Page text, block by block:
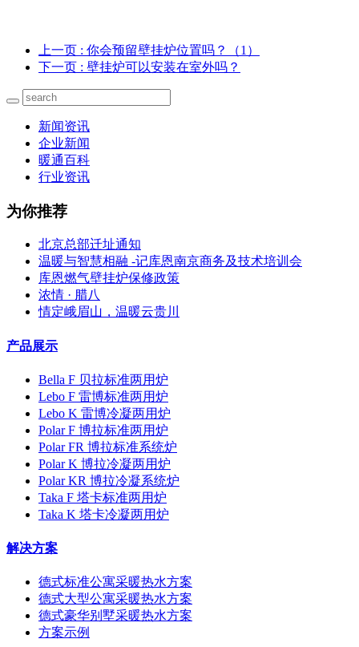
上一页 : 你会预留壁挂炉位置吗？（1）
下一页 : 壁挂炉可以安装在室外吗？
新闻资讯
企业新闻
暖通百科
行业资讯
为你推荐
北京总部迁址通知
温暖与智慧相融 -记库恩南京商务及技术培训会
库恩燃气壁挂炉保修政策
浓情 · 腊八
情定峨眉山，温暖云贵川
产品展示
Bella F 贝拉标准两用炉
Lebo F 雷博标准两用炉
Lebo K 雷博冷凝两用炉
Polar F 博拉标准两用炉
Polar FR 博拉标准系统炉
Polar K 博拉冷凝两用炉
Polar KR 博拉冷凝系统炉
Taka F 塔卡标准两用炉
Taka K 塔卡冷凝两用炉
解决方案
德式标准公寓采暖热水方案
德式大型公寓采暖热水方案
德式豪华别墅采暖热水方案
方案示例